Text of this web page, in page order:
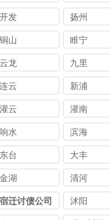
开发 扬州
铜山 睢宁
云龙 九里
连云 新浦
灌云 灌南
响水 滨海
东台 大丰
金湖 清河
宿迁讨债公司 沭阳